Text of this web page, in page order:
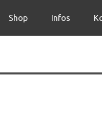
Shop Infos